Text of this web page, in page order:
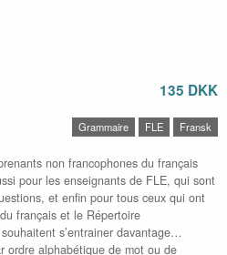
135 DKK
Grammaire FLE Fransk
non francophones du français
pour les enseignants de FLE, qui sont
et enfin pour tous ceux qui ont
français et le Répertoire
s’entrainer davantage…
ordre alphabétique de mot ou de